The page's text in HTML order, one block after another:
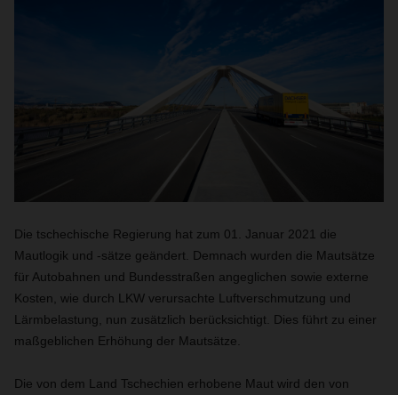
Die tschechische Regierung hat zum 01. Januar 2021 die
Mautlogik und -sätze geändert. Demnach wurden die Mautsätze
für Autobahnen und Bundesstraßen angeglichen sowie externe
Kosten, wie durch LKW verursachte Luftverschmutzung und
Lärmbelastung, nun zusätzlich berücksichtigt. Dies führt zu einer
maßgeblichen Erhöhung der Mautsätze.
Die von dem Land Tschechien erhobene Maut wird den von